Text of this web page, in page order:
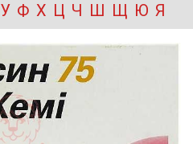
У Ф Х Ц Ч Ш Щ Ю Я